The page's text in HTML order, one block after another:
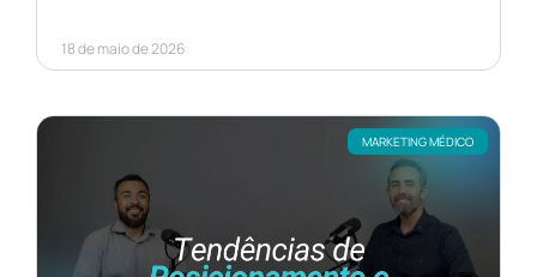
18 de maio de 2026
MARKETING MÉDICO